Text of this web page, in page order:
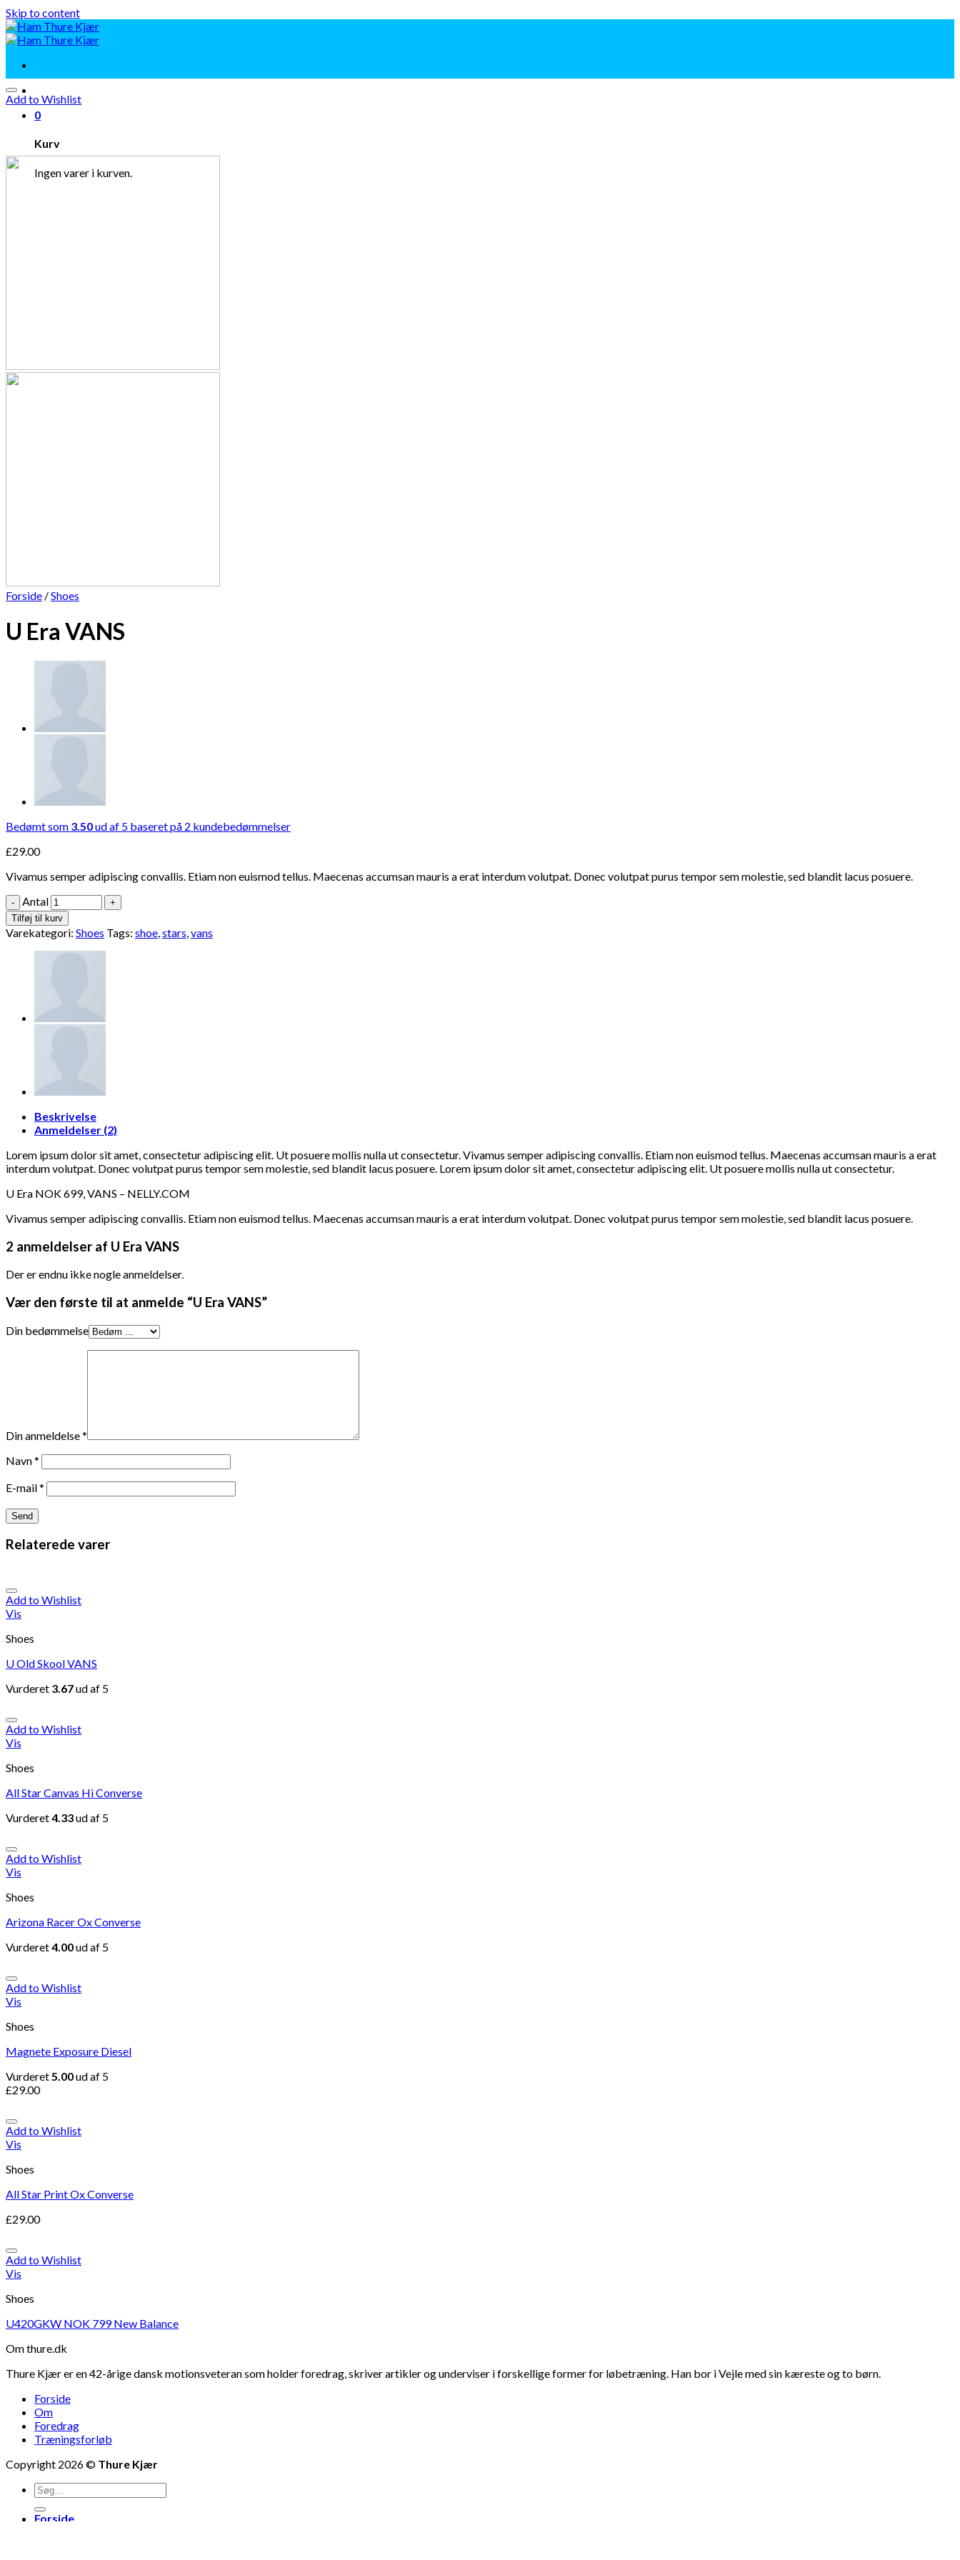
Skip to content
0
Kurv
Ingen varer i kurven.
Add to Wishlist
Forside /Shoes
U Era VANS
Bedømt som 3.50ud af 5 baseret på 2 kundebedømmelser
£29.00
Vivamus semper adipiscing convallis. Etiam non euismod tellus. Maecenas accumsan mauris a erat interdum volutpat. Donec volutpat purus tempor sem molestie, sed blandit lacus posuere.
Antal
Tilføj til kurv
Varekategori: Shoes Tags: shoe,stars,vans
Beskrivelse
Anmeldelser (2)
Lorem ipsum dolor sit amet, consectetur adipiscing elit. Ut posuere mollis nulla ut consectetur. Vivamus semper adipiscing convallis. Etiam non euismod tellus. Maecenas accumsan mauris a erat
interdum volutpat. Donec volutpat purus tempor sem molestie, sed blandit lacus posuere. Lorem ipsum dolor sit amet, consectetur adipiscing elit. Ut posuere mollis nulla ut consectetur.
U Era NOK 699, VANS – NELLY.COM
Vivamus semper adipiscing convallis. Etiam non euismod tellus. Maecenas accumsan mauris a erat interdum volutpat. Donec volutpat purus tempor sem molestie, sed blandit lacus posuere.
2 anmeldelser af U Era VANS
Der er endnu ikke nogle anmeldelser.
Vær den første til at anmelde “U Era VANS”
Din bedømmelse
Din anmeldelse*
Navn*
E-mail*
Relaterede varer
Add to Wishlist
Vis
Shoes
U Old Skool VANS
Vurderet 3.67ud af 5
Add to Wishlist
Vis
Shoes
All Star Canvas Hi Converse
Vurderet4.33ud af 5
Add to Wishlist
Vis
Shoes
Arizona Racer Ox Converse
Vurderet4.00ud af 5
Add to Wishlist
Vis
Shoes
Magnete Exposure Diesel
Vurderet5.00ud af 5
£29.00
Add to Wishlist
Vis
Shoes
All Star Print Ox Converse
£29.00
Add to Wishlist
Vis
Shoes
U420GKW NOK 799 New Balance
Om thure.dk
Thure Kjær er en 42-årige dansk motionsveteran som holder foredrag, skriver artikler og underviser i forskellige former for løbetræning. Han bor i Vejle med sin kæreste og to børn.
Forside
Om
Foredrag
Træningsforløb
Copyright 2026 © Thure Kjær
Forside